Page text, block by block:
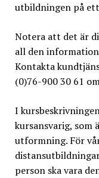
utbildningen på
Notera att det är
all den
Kontakta
(0)76-900 30 61
I
kursansvarig, som
utformning. För
person ska vara